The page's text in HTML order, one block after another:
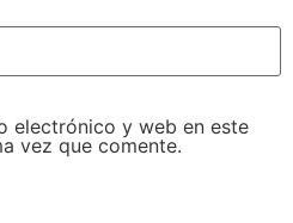
electrónico y web en este
vez que comente.